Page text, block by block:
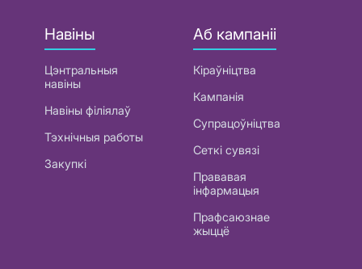
Навіны
Цэнтральныя
навіны
Навіны філіялаў
Тэхнічныя работы
Закупкі
Аб кампаніі
Кіраўніцтва
Кампанія
Супрацоўніцтва
Сеткі сувязі
Прававая
інфармацыя
Прафсаюзнае
жыццё